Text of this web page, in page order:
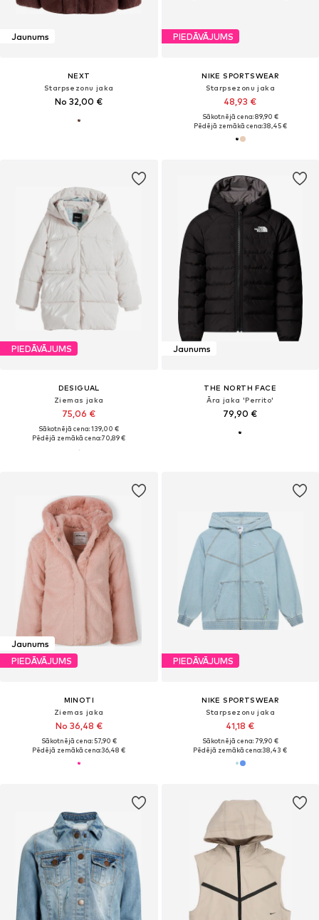
Jaunums
NEXT
Starpsezonu jaka
No 32,00 €
PIEDĀVĀJUMS
NIKE SPORTSWEAR
Starpsezonu jaka
48,93 €
Sākotnējā cena: 89,90 €
Pēdējā zemākā cena:38,45 €
PIEDĀVĀJUMS
DESIGUAL
Ziemas jaka
75,06 €
Sākotnējā cena: 139,00 €
Pēdējā zemākā cena:70,89 €
Jaunums
THE NORTH FACE
Āra jaka 'Perrito'
79,90 €
Jaunums
PIEDĀVĀJUMS
MINOTI
Ziemas jaka
No 36,48 €
Sākotnējā cena: 57,90 €
Pēdējā zemākā cena:36,48 €
PIEDĀVĀJUMS
NIKE SPORTSWEAR
Starpsezonu jaka
41,18 €
Sākotnējā cena: 79,90 €
Pēdējā zemākā cena:38,43 €